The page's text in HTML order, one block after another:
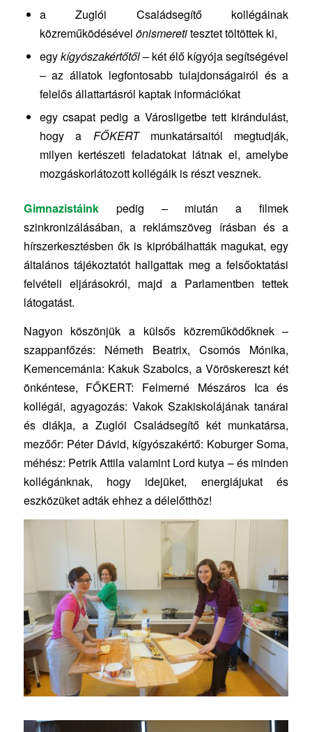
a Zuglói Családsegítő kollégáinak
közreműködésével önismeretitesztet töltöttek ki,
egykígyószakértőtől– két élő kígyója segítségével
– az állatok legfontosabb tulajdonságairól és a
felelős állattartásról kaptak információkat
egy csapat pedig a Városligetbe tett kirándulást,
hogy a FŐKERTmunkatársaitól megtudják,
milyen kertészeti feladatokat látnak el, amelybe
mozgáskorlátozott kollégáik is részt vesznek.
Gimnazistáinkpedig – miután a filmek
szinkronizálásában, a reklámszöveg írásban és a
hírszerkesztésben ők is kipróbálhatták magukat, egy
általános tájékoztatót hallgattak meg a felsőoktatási
felvételi eljárásokról, majd a Parlamentben tettek
látogatást.
Nagyon köszönjük a külsős közreműködőknek –
szappanfőzés: Németh Beatrix, Csomós Mónika,
Kemencemánia: Kakuk Szabolcs, a Vöröskereszt két
önkéntese, FŐKERT: Felmerné Mészáros Ica és
kollégái, agyagozás: Vakok Szakiskolájának tanárai
és diákja, a Zuglói Családsegítő két munkatársa,
mezőőr: Péter Dávid, kígyószakértő: Koburger Soma,
méhész: Petrik Attila valamint Lord kutya – és minden
kollégánknak, hogy idejüket, energiájukat és
eszközüket adták ehhez a délelőtthöz!